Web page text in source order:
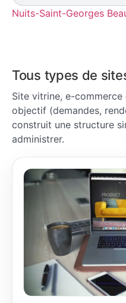
Nuits-Saint-Georges
Tous types de
Site vitrine, e-commerce
objectif (demandes,
construit une structure
administrer.